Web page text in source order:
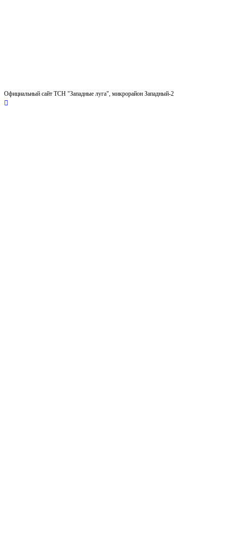
Официальный сайт ТСН "Западные луга", микрорайон Западный-2